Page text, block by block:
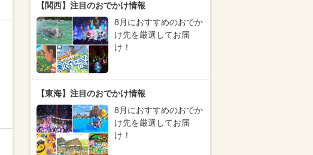
【関西】注目のおでかけ情報
8月におすすめのおでか
け先を厳選してお届
け！
【東海】注目のおでかけ情報
8月におすすめのおでか
け先を厳選してお届
け！